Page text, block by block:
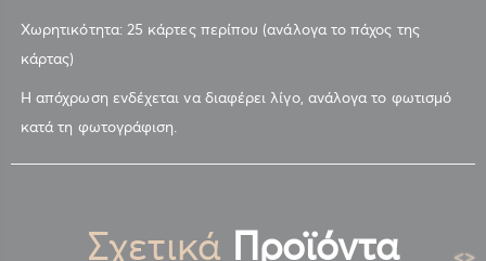
Χωρητικότητα: 25 κάρτες περίπου (ανάλογα το πάχος της
κάρτας)
Η απόχρωση ενδέχεται να διαφέρει λίγο, ανάλογα το φωτισμό
κατά τη φωτογράφιση.
Σχετικά Προϊόντα <>